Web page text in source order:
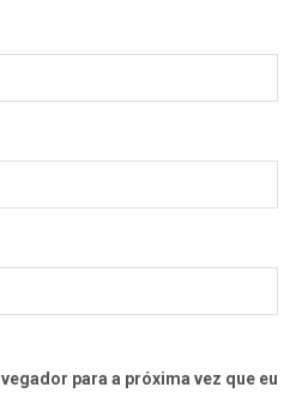
para a próxima vez que eu